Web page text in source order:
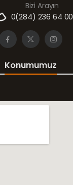
Bizi Arayın
0(284) 236 64 00
Konumumuz